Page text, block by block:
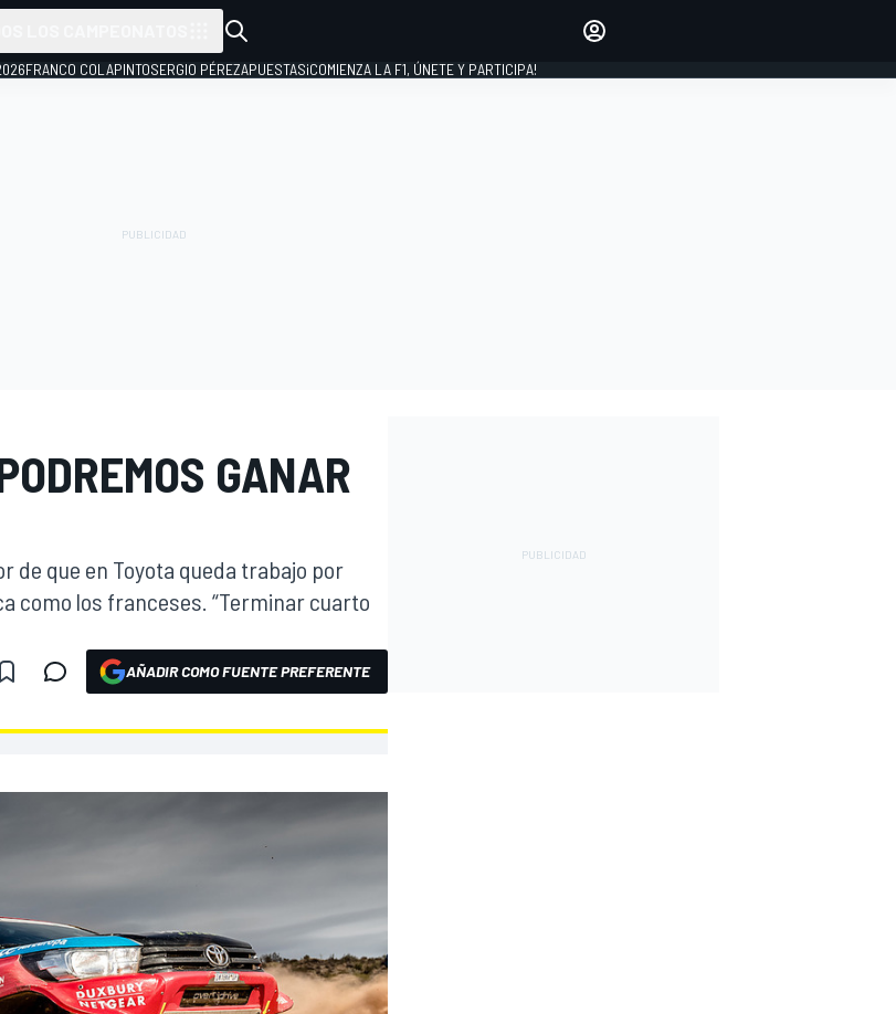
INICIAR SESIÓN
FRANCO COLAPINTOSERGIO PÉREZAPUESTAS¡COMIENZA LA F1, ÚNETE Y PARTICIPA!
GANAR
de que en Toyota queda trabajo por
como los franceses. “Terminar cuarto
AÑADIR COMO FUENTE PREFERENTE